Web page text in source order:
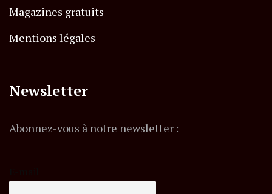
Magazines gratuits
Mentions légales
Newsletter
Abonnez-vous à notre newsletter :